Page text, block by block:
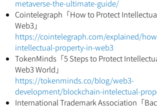
metaverse-the-ultimate-guide/
Cointelegraph「How to Protect
Web3」
https://cointelegraph.com/explained/
intellectual-property-in-web3
TokenMinds「5 Steps to Protect
Web3 World」
https://tokenminds.co/blog/web3-
development/blockchain-intelectual-
International Trademark Association「